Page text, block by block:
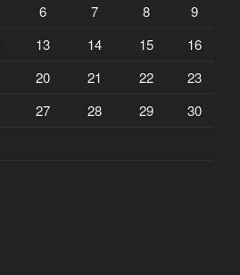
6 7 8
9
13 14 15
16
20 21 22
23
27 28 29
30